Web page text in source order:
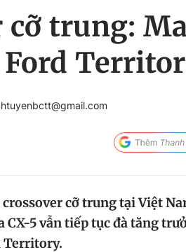
cỡ trung:
cỡ trung tại Việt
CX-5 vẫn tiếp tục đà tăng
Territory.